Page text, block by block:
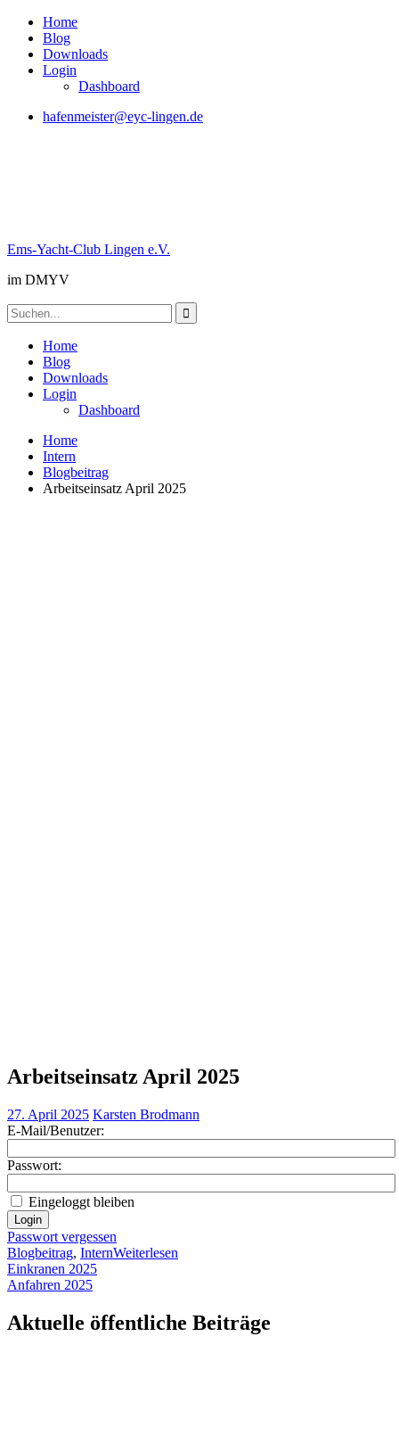
Skip
content
Home
Blog
Downloads
Login
Dashboard
hafenmeister@eyc-lingen.de
Ems-Yacht-Club Lingen e.V.
im DMYV
Search
for:
Home
Blog
Downloads
Login
Dashboard
Home
Intern
Blogbeitrag
Arbeitseinsatz April 2025
Arbeitseinsatz April 2025
27. April 2025 Karsten Brodmann
E-Mail/Benutzer:
Passwort:
Eingeloggt bleiben
Passwort vergessen
Blogbeitrag, InternWeiterlesen
Beitragsnavigation
Einkranen 2025
Anfahren 2025
Aktuelle öffentliche Beiträge